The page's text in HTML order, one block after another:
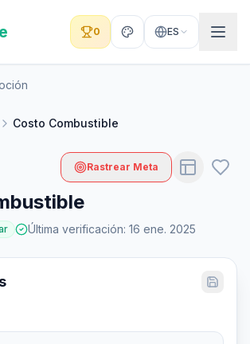
0 ES
Costo Combustible
Rastrear Meta
Última verificación: 16 ene. 2025